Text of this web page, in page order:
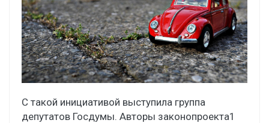
С такой инициативой выступила группа
депутатов Госдумы. Авторы законопроекта1